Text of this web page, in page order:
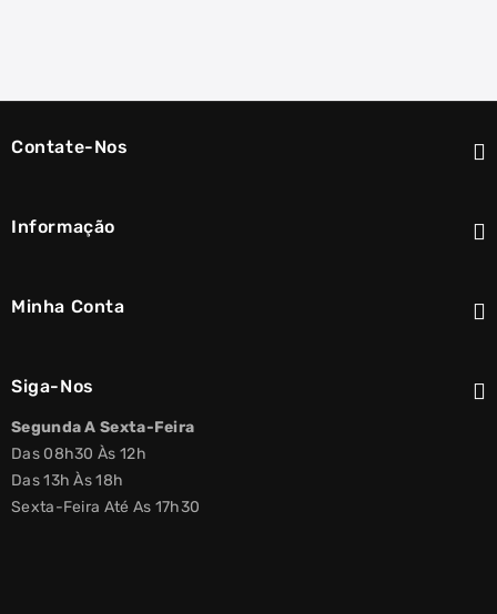
Contate-Nos
Informação
Minha Conta
Siga-Nos
Segunda A Sexta-Feira
Das 08h30 Às 12h
Das 13h Às 18h
Sexta-Feira Até As 17h30